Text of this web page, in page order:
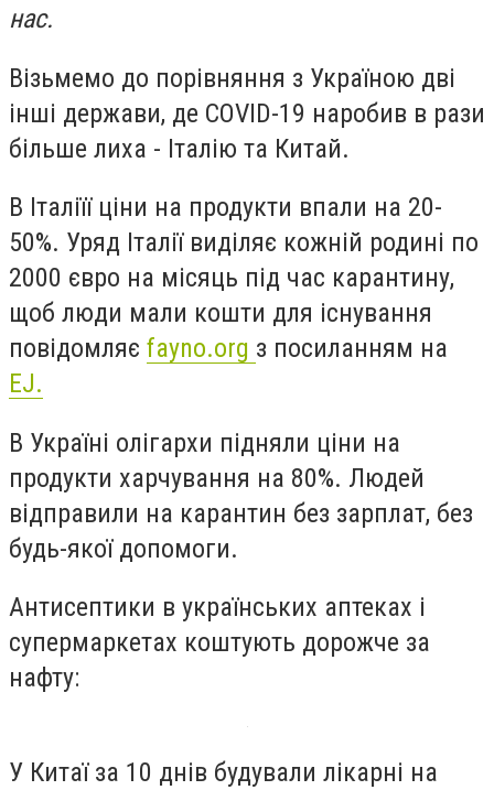
нас.
Візьмемо до порівняння з Україною дві
інші держави, де COVID-19 наробив в рази
більше лиха - Італію та Китай.
В Італіїї ціни на продукти впали на 20-
50%. Уряд Італії виділяє кожній родині по
2000 євро на місяць під час карантину,
щоб люди мали кошти для існування
повідомляє fayno.org з посиланням на
EJ.
В Україні олігархи підняли ціни на
продукти харчування на 80%. Людей
відправили на карантин без зарплат, без
будь-якої допомоги.
Антисептики в українських аптеках і
супермаркетах коштують дорожче за
нафту:
У Китаї за 10 днів будували лікарні на